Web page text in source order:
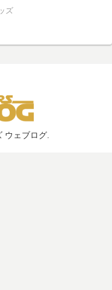
ズ
ウェブログ.